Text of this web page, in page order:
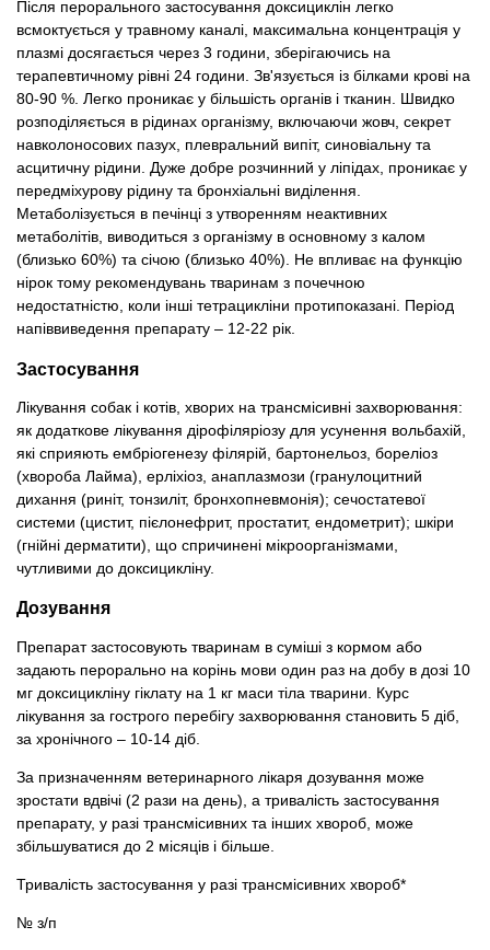
Після перорального застосування доксициклін легко
всмоктується у травному каналі, максимальна концентрація у
плазмі досягається через 3 години, зберігаючись на
терапевтичному рівні 24 години. Зв'язується із білками крові на
80-90 %. Легко проникає у більшість органів і тканин. Швидко
розподіляється в рідинах організму, включаючи жовч, секрет
навколоносових пазух, плевральний випіт, синовіальну та
асцитичну рідини. Дуже добре розчинний у ліпідах, проникає у
передміхурову рідину та бронхіальні виділення.
Метаболізується в печінці з утворенням неактивних
метаболітів, виводиться з організму в основному з калом
(близько 60%) та січою (близько 40%). Не впливає на функцію
нірок тому рекомендувань тваринам з почечною
недостатністю, коли інші тетрацикліни протипоказані. Період
напіввиведення препарату – 12-22 рік.
Застосування
Лікування собак і котів, хворих на трансмісивні захворювання:
як додаткове лікування дірофіляріозу для усунення вольбахій,
які сприяють ембріогенезу філярій, бартонельоз, бореліоз
(хвороба Лайма), ерліхіоз, анаплазмози (гранулоцитний
дихання (риніт, тонзиліт, бронхопневмонія); сечостатевої
системи (цистит, пієлонефрит, простатит, ендометрит); шкіри
(гнійні дерматити), що спричинені мікроорганізмами,
чутливими до доксицикліну.
Дозування
Препарат застосовують тваринам в суміші з кормом або
задають перорально на корінь мови один раз на добу в дозі 10
мг доксицикліну гіклату на 1 кг маси тіла тварини. Курс
лікування за гострого перебігу захворювання становить 5 діб,
за хронічного – 10-14 діб.
За призначенням ветеринарного лікаря дозування може
зростати вдвічі (2 рази на день), а тривалість застосування
препарату, у разі трансмісивних та інших хвороб, може
збільшуватися до 2 місяців і більше.
Тривалість застосування у разі трансмісивних хвороб*
№ з/п